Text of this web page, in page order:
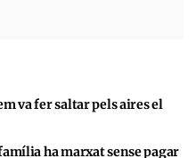
va fer saltar pels aires el
ha marxat sense pagar